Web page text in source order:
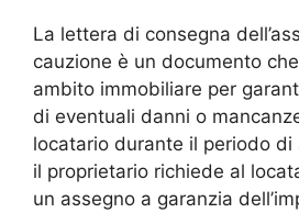
La lettera di consegna
cauzione è un documento
ambito immobiliare per
di eventuali danni o
locatario durante il periodo
il proprietario richiede al
un assegno a garanzia